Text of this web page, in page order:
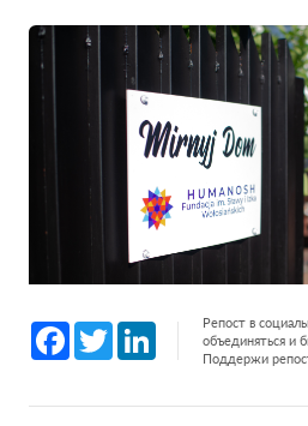
Facebook
Twitter LinkedInРепост в
объединяться и
Поддержи